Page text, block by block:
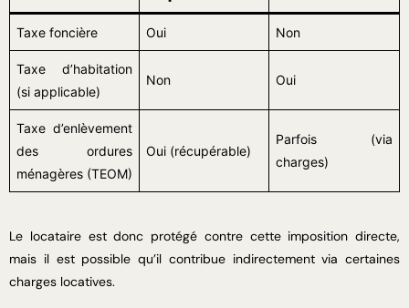
Taxe foncière Oui Non
Taxe d’habitation
(si applicable)
Non Oui
Taxe d’enlèvement
des ordures
ménagères (TEOM)
Oui (récupérable)
Parfois (via
charges)
Le locataire est donc protégé contre cette imposition directe,
mais il est possible qu’il contribue indirectement via certaines
charges locatives.